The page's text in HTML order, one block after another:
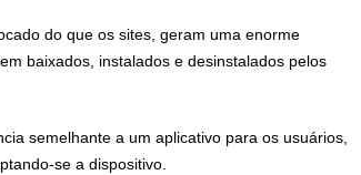
do que os sites, geram uma enorme
baixados, instalados e desinstalados pelos
semelhante a um aplicativo para os usuários,
se a dispositivo.